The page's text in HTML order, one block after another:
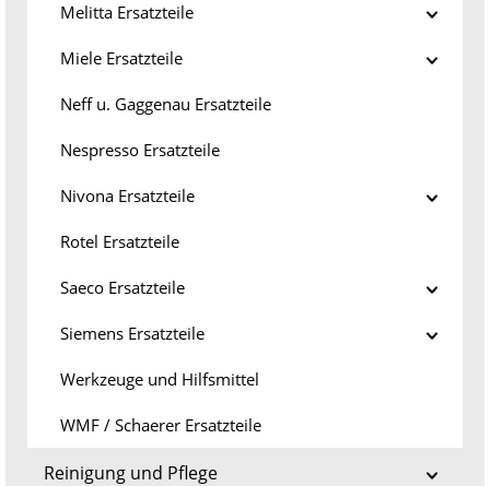
Melitta Ersatzteile
Miele Ersatzteile
Neff u. Gaggenau Ersatzteile
Nespresso Ersatzteile
Nivona Ersatzteile
Rotel Ersatzteile
Saeco Ersatzteile
Siemens Ersatzteile
Werkzeuge und Hilfsmittel
WMF / Schaerer Ersatzteile
Reinigung und Pflege